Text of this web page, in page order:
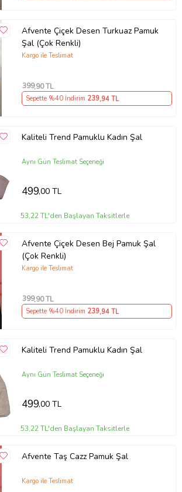
Afvente Çiçek Desen Turkuaz Pamuk
Şal (Çok Renkli)
Kargo ile Teslimat
399,90 TL
Sepette %40 İndirim 239,94 TL
Kaliteli Trend Pamuklu Kadın Şal
Aynı Gün Teslimat Seçeneği
499,00 TL
53,22 TL'den Başlayan Taksitlerle
Afvente Çiçek Desen Bej Pamuk Şal
(Çok Renkli)
Kargo ile Teslimat
399,90 TL
Sepette %40 İndirim 239,94 TL
Kaliteli Trend Pamuklu Kadın Şal
Aynı Gün Teslimat Seçeneği
499,00 TL
53,22 TL'den Başlayan Taksitlerle
Afvente Taş Cazz Pamuk Şal
Kargo ile Teslimat